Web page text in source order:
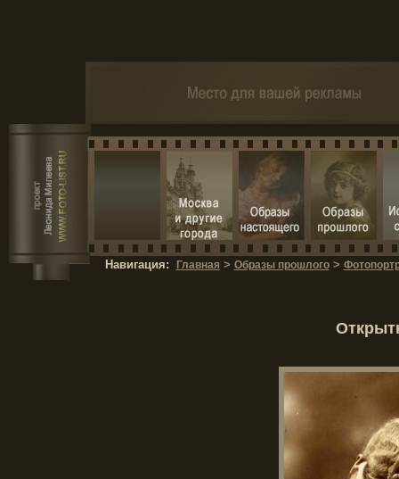
Навигация: Главная > Образы прошлого >